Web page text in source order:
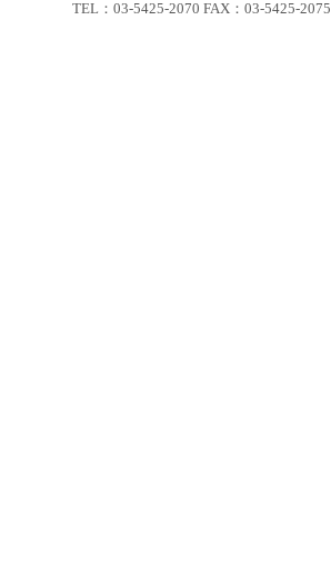
TEL：03-5425-2070 FAX：03-5425-2075